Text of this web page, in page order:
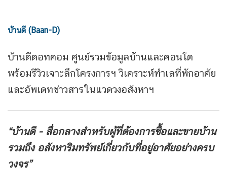
บ้านดี (Baan-D)
บ้านดีดอทคอม ศูนย์รวมข้อมูลบ้านและคอนโด
พร้อมรีวิวเจาะลึกโครงการฯ วิเคราะห์ทำเลที่พักอาศัย
และอัพเดทข่าวสารในแวดวงอสังหาฯ
“บ้านดี - สื่อกลางสำหรับผู้ที่ต้องการซื้อและขายบ้าน
รวมถึง อสังหาริมทรัพย์เกี่ยวกับที่อยู่อาศัยอย่างครบ
วงจร”